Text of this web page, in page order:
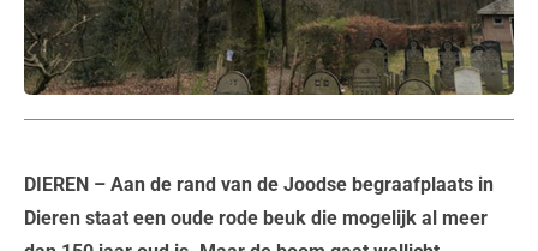
DIEREN – Aan de rand van de Joodse begraafplaats in
Dieren staat een oude rode beuk die mogelijk al meer